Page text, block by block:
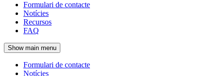
Navegació
principal
de
l'encapçalament
Formulari de contacte
Notícies
Recursos
FAQ
Show main menu
Formulari de contacte
Notícies